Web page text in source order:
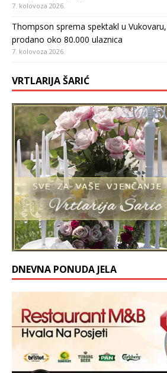
7. kolovoza 2026.
Thompson sprema spektakl u
prodano oko 80.000 ulaznica
7. kolovoza 2026.
VRTLARIJA ŠARIĆ
DNEVNA PONUDA JELA